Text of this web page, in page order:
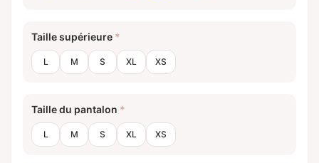
Taille supérieure *
L M S XL XS
Taille du pantalon *
L M S XL XS